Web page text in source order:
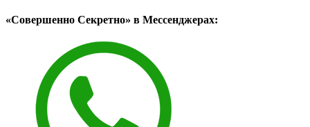
«Совершенно Секретно» в Мессенджерах: